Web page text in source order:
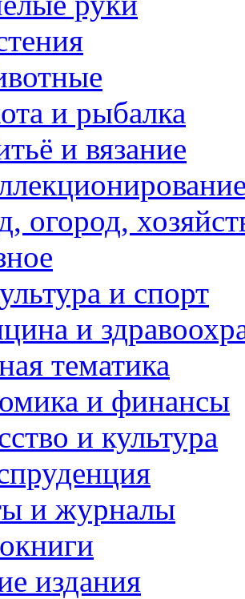
и рыбалка
и вязание
огород,
и спорт
и
тематика
и финансы
и культура
и журналы
издания